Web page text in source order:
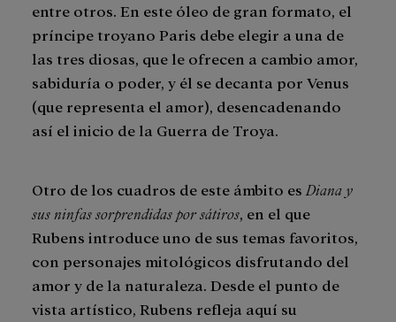
entre otros. En este óleo de gran formato, el
príncipe troyano Paris debe elegir a una de
las tres diosas, que le ofrecen a cambio amor,
sabiduría o poder, y él se decanta por Venus
(que representa el amor), desencadenando
así el inicio de la Guerra de Troya.
Otro de los cuadros de este ámbito es Diana y
sus ninfas sorprendidas por sátiros, en el que
Rubens introduce uno de sus temas favoritos,
con personajes mitológicos disfrutando del
amor y de la naturaleza. Desde el punto de
vista artístico, Rubens refleja aquí su